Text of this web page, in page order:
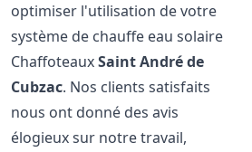
optimiser l'utilisation de votre
système de chauffe eau solaire
ChaffoteauxSaint André de
Cubzac. Nos clients satisfaits
nous ont donné des avis
élogieux sur notre travail,